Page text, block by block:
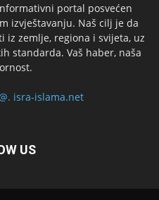
portal posvećen
izvještavanju. Naš cilj je da
iz zemlje, regiona i svijeta, uz
standarda. Vaš haber, naša
isra-islama.net
US